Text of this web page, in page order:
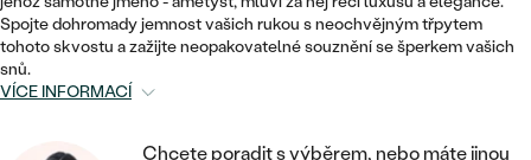
NETRADIČNÍ
SESTAV SI SVŮJ PRSTEN
ZAČÍT S PRSTENEM
NÁRAMKY
SETY
PÁNSKÉ ŠPERKY
VISACÍ
PERSONALIZOVANÉ
SE ZNAMENÍM ZVĚROKRUHU
MINIMALISTICKÉ
DLE STYLU
ETERNITY
Spojte dohromady jemnost vašich rukou s neochvějným třpytem
tohoto skvostu a zažijte neopakovatelné souznění se šperkem vašich
snů.
VÍCE INFORMACÍ
Chcete poradit s výběrem, nebo máte jinou